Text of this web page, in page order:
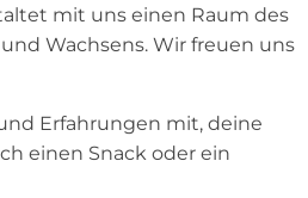
mit uns einen Raum des
Wachsens. Wir freuen uns
Erfahrungen mit, deine
einen Snack oder ein